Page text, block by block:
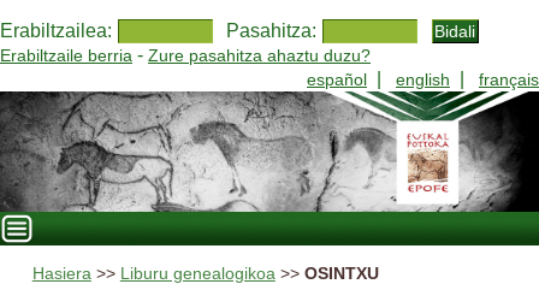
Erabiltzailea: Pasahitza:
Erabiltzaile berria - Zure pasahitza ahaztu duzu?
español
english français
Hasiera>> Liburu genealogikoa>> OSINTXU